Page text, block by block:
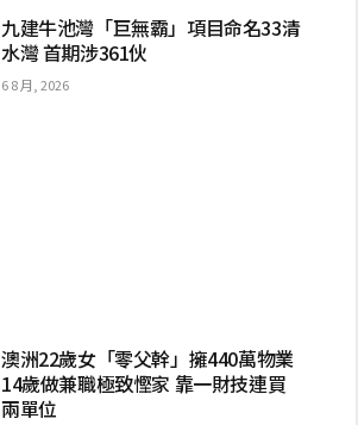
九建牛池灣「巨無霸」項目命名33清
水灣 首期涉361伙
6 8 月, 2026
澳洲22歲女「零父幹」擁440萬物業
14歲做兼職極致慳家 靠一財技連買
兩單位